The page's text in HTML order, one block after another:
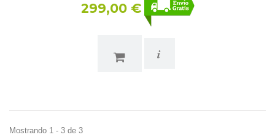
299,00 €
i
Mostrando 1 - 3 de 3